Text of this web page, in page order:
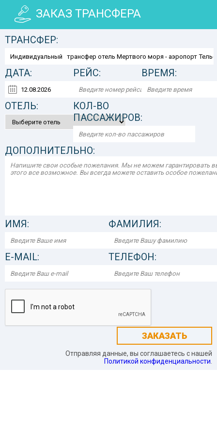
ЗАКАЗ ТРАНСФЕРА
ТРАНСФЕР:
ДАТА: РЕЙС: ВРЕМЯ:
ОТЕЛЬ:
КОЛ-ВО
ПАССАЖИРОВ:
ДОПОЛНИТЕЛЬНО:
ИМЯ: ФАМИЛИЯ:
E-MAIL: ТЕЛЕФОН:
ЗАКАЗАТЬ
Отправляя данные, вы соглашаетесь с нашей
Политикой конфиденциальности